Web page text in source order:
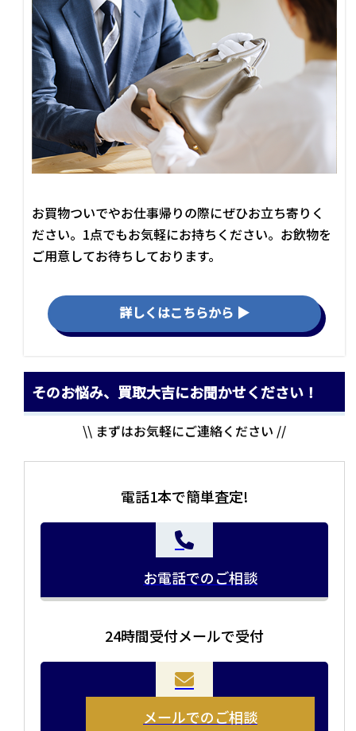
お買物ついでやお仕事帰りの際にぜひお立ち寄りく
ださい。1点でもお気軽にお持ちください。お飲物を
ご用意してお待ちしております。
詳しくはこちらから ▶
お品物をつめて送るだけで査定が可能です。時間が無い
方や、荷物が多い方へオススメです。
当店の査定員がご自宅に伺いその場で査定を致します。
まとめて売りたい！価値がわからなく売れるかわからな
そのお悩み、買取大吉にお聞かせください！
\\ まずはお気軽にご連絡ください //
電話1本で簡単査定!
お電話でのご相談
24時間受付メールで受付
メールでのご相談